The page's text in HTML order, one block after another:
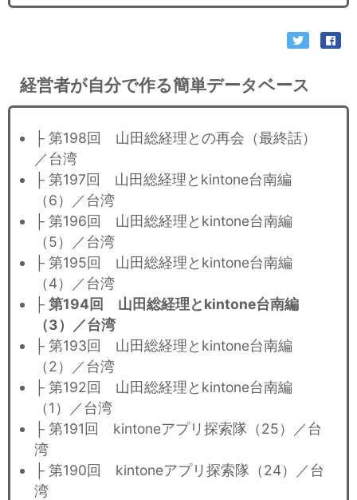
経営者が自分で作る簡単データベース
├ 第198回 山田総経理との再会（最終話）
／台湾
├ 第197回 山田総経理とkintone台南編
（6）／台湾
├ 第196回 山田総経理とkintone台南編
（5）／台湾
├ 第195回 山田総経理とkintone台南編
（4）／台湾
├ 第194回 山田総経理とkintone台南編
（3）／台湾
├ 第193回 山田総経理とkintone台南編
（2）／台湾
├ 第192回 山田総経理とkintone台南編
（1）／台湾
├ 第191回 kintoneアプリ探索隊（25）／台
湾
├ 第190回 kintoneアプリ探索隊（24）／台
湾